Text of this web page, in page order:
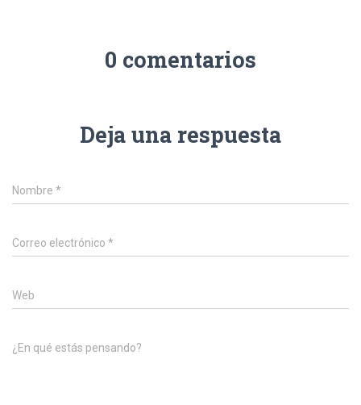
0 comentarios
Deja una respuesta
Nombre *
Correo electrónico *
Web
¿En qué estás pensando?